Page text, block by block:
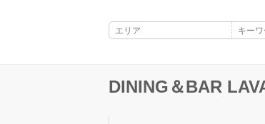
DINING＆BAR